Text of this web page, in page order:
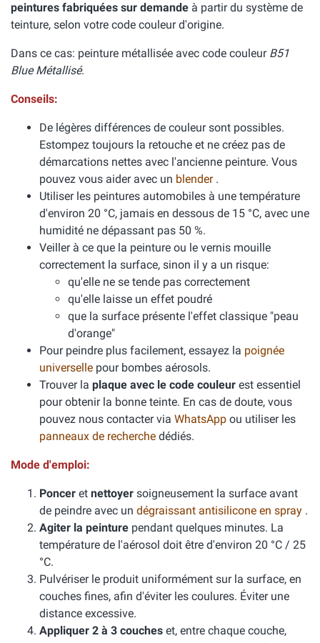
peintures fabriquées sur demande à partir du système de
teinture, selon votre code couleur d'origine.
Dans ce cas: peinture métallisée avec code couleur B51
Blue Métallisé.
Conseils:
De légères différences de couleur sont possibles.
Estompez toujours la retouche et ne créez pas de
démarcations nettes avec l'ancienne peinture. Vous
pouvez vous aider avec un blender .
Utiliser les peintures automobiles à une température
d'environ 20 °C, jamais en dessous de 15 °C, avec une
humidité ne dépassant pas 50 %.
Veiller à ce que la peinture ou le vernis mouille
correctement la surface, sinon il y a un risque:
qu'elle ne se tende pas correctement
qu'elle laisse un effet poudré
que la surface présente l'effet classique "peau
d'orange"
Pour peindre plus facilement, essayez la poignée
universelle pour bombes aérosols.
Trouver la plaque avec le code couleur est essentiel
pour obtenir la bonne teinte. En cas de doute, vous
pouvez nous contacter via WhatsApp ou utiliser les
panneaux de recherche dédiés.
Mode d'emploi:
Poncer et nettoyer soigneusement la surface avant
de peindre avec un dégraissant antisilicone en spray .
Agiter la peinture pendant quelques minutes. La
température de l'aérosol doit être d'environ 20 °C / 25
°C.
Pulvériser le produit uniformément sur la surface, en
couches fines, afin d'éviter les coulures. Éviter une
distance excessive.
Appliquer 2 à 3 couches et, entre chaque couche,